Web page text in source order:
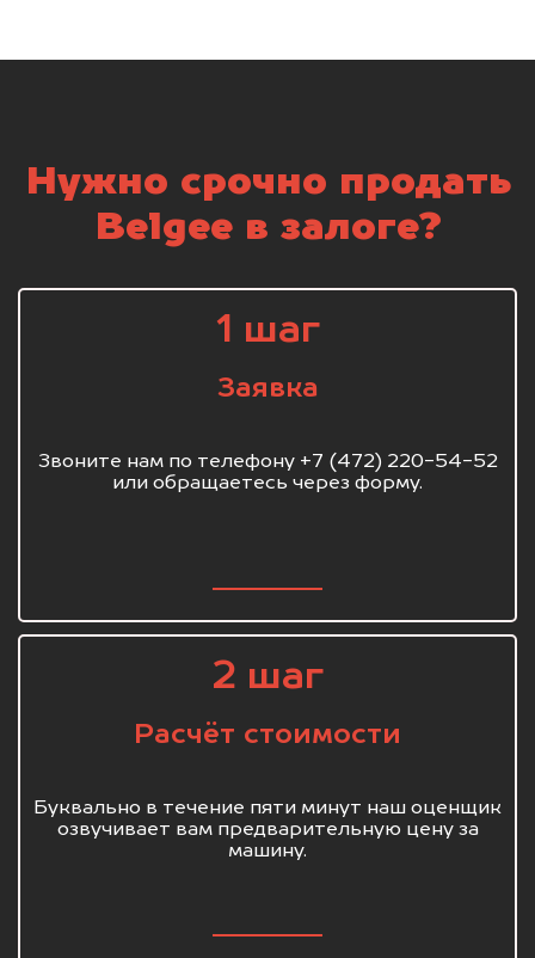
Нужно срочно продать
Belgee в залоге?
1 шаг
Заявка
Звоните нам по телефону +7 (472) 220-54-52
или обращаетесь через форму.
2 шаг
Расчёт стоимости
Буквально в течение пяти минут наш оценщик
озвучивает вам предварительную цену за
машину.